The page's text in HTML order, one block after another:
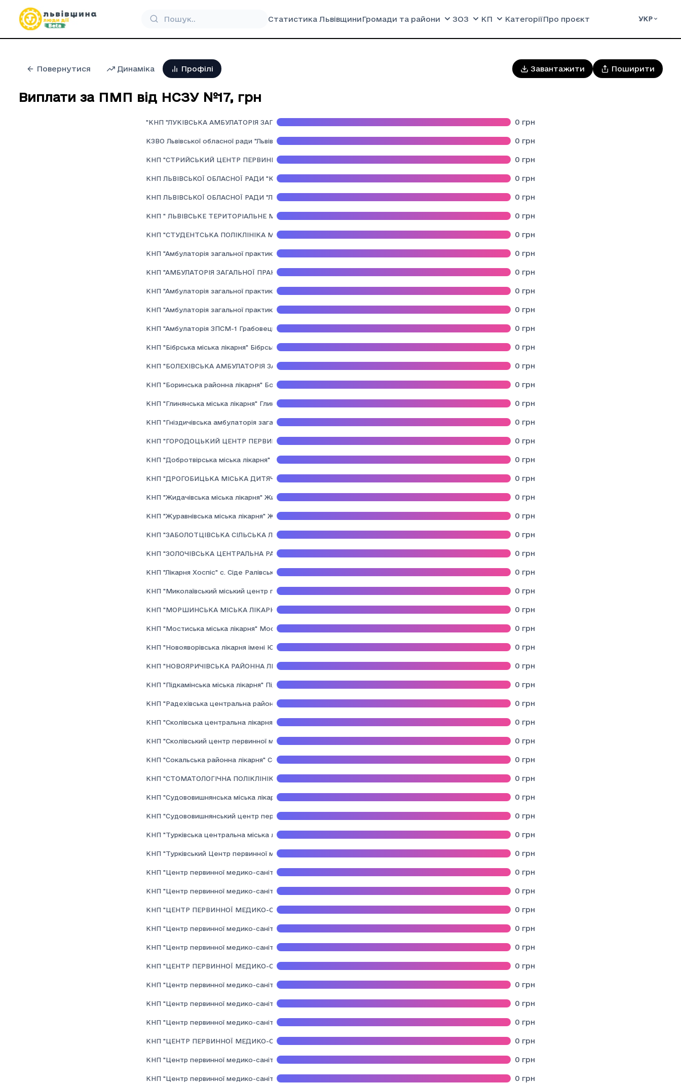
Статистика ЛьвівщиниГромади та райони ЗОЗ КП КатегоріїПро проєкт УКР
Повернутися Динаміка Профілі Завантажити Поширити
Виплати за ПМП від НСЗУ №17, грн
"КНП "ЛУКІВСЬКА АМБУЛАТОРІЯ ЗАГАЛЬНОЇ ПРАКТИКИ СІМЕЙНОЇ МЕДИЦИНИ" РУДКІВСЬКОЇ МІСЬКОЇ РАДИ САМБІРСЬКОГО РАЙОНУ ЛЬВІВСЬКОЇ
0 грн
КЗВО Львівської обласної ради "Львівська медична академія ім. А. Крупинського" 0 грн
КНП "СТРИЙСЬКИЙ ЦЕНТР ПЕРВИННОЇ МЕДИКО-САНІТАРНОЇ ДОПОМОГИ" СТРИЙСЬКОЇ МІСЬКОЇ РАДИ 0 грн
КНП ЛЬВІВСЬКОЇ ОБЛАСНОЇ РАДИ "КЛІНІЧНИЙ ЦЕНТР ДИТЯЧОЇ МЕДИЦИНИ" 0 грн
КНП ЛЬВІВСЬКОЇ ОБЛАСНОЇ РАДИ "ЛЬВІВСЬКИЙ ОБЛАСНИЙ КЛІНІЧНИЙ ПЕРИНАТАЛЬНИЙ ЦЕНТР" 0 грн
КНП " ЛЬВІВСЬКЕ ТЕРИТОРІАЛЬНЕ МЕДИЧНЕ ОБ'ЄДНАННЯ " КЛІНІЧНА ЛІКАРНЯ ПЛАНОВОГО ЛІКУВАННЯ , РЕАБІЛІТАЦІЇ ТА ПАЛІАТИВНОЇ ДОПОМОГИ"
0 грн
КНП "CТУДЕНТСЬКА ПОЛІКЛІНІКА М. ЛЬВОВА" 0 грн
КНП "Амбулаторія загальної практики - сімейної медицини" Щирецької селищної ради Львівського району Львівської області
0 грн
КНП "АМБУЛАТОРІЯ ЗАГАЛЬНОЇ ПРАКТИКИ СІМЕЙНОЇ МЕДИЦИНИ - 1" ГРАБОВЕЦЬКО-ДУЛІБІВСЬКОЇ СІЛЬСЬКОЇ РАДИ СТРИЙСЬКОГО РАЙОНУ
0 грн
КНП "Амбулаторія загальної практики сімейної медицини Підберізцівської сільської ради Львівського району Львівської області"
0 грн
КНП "Амбулаторія загальної практики сімейної медицини" Сокільницької сільської ради Львівського району Львівської області
0 грн
КНП "Амбулаторія ЗПСМ-1 Грабовецько-Дулібівської СР Стрийського району Львівської області (с. Конюхів)
0 грн
КНП "Бібрська міська лікарня" Бібрської міської ради Львівського району Львівської області 0 грн
КНП "БОЛЕХІВСЬКА АМБУЛАТОРІЯ ЗАГАЛЬНОЇ ПРАКТИКИ СІМЕЙНОЇ МЕДИЦИНИ" ДРОГОБИЦЬКОЇ МІСЬКОЇ РАДИ
0 грн
КНП "Боринська районна лiкарня" Боринської селищної ради 0 грн
КНП "Глинянська міська лікарня" Глинянської міської ради Львівського району Львівської області 0 грн
КНП "Гніздичівська амбулаторія загальної практики - сімейної медицини" Гніздичівської селищної ради 0 грн
КНП "ГОРОДОЦЬКИЙ ЦЕНТР ПЕРВИННОЇ МЕДИКО-САНІТАРНОЇ ДОПОМОГИ" ГОРОДОЦЬКОЇ МІСЬКОЇ РАДИ ЛЬВІВСЬКОЇ ОБЛАСТІ
0 грн
КНП "Добротвірська міська лікарня" 0 грн
КНП "ДРОГОБИЦЬКА МІСЬКА ДИТЯЧА ЛІКАРНЯ" ДРОГОБИЦЬКОЇ МІСЬКОЇ РАДИ 0 грн
КНП "Жидачівська міська лікарня" Жидачівської міської ради Стрийського району Львівської області 0 грн
КНП "Журавнівська міська лікарня" Журавнівської селищної ради Львівської області 0 грн
КНП "ЗАБОЛОТЦІВСЬКА СІЛЬСЬКА ЛІКАРНЯ" ЗАБОЛОТЦІВСЬКОЇ СІЛЬСЬКОЇ РАДИ БРОДІВСЬКОГО РАЙОНУ ЛЬВІВСЬКОЇ ОБЛАСТІ
0 грн
КНП "ЗОЛОЧІВСЬКА ЦЕНТРАЛЬНА РАЙОННА ЛІКАРНЯ" ЗОЛОЧІВСЬКОЇ МІСЬКОЇ РАДИ ЗОЛОЧІВСЬКОГО РАЙОНУ ЛЬВІВСЬКОЇ ОБЛАСТІ
0 грн
КНП "Лікарня Хоспіс" с. Сіде Ралівської сільської ради Самбірського району Львівської області 0 грн
КНП "Миколаївський міський центр первинної медико-санітарної допомоги" Миколаївської міської ради Стрийського району Львівської області
0 грн
КНП "МОРШИНСЬКА МІСЬКА ЛІКАРНЯ" МОРШИНСЬКОЇ МІСЬКОЇ РАДИ 0 грн
КНП "Мостиська міська лiкарня" Мостиської МР Львівської області" 0 грн
КНП "Новояворівська лікарня імені Юрія Липи" Новояворівської міської ради 0 грн
КНП "НОВОЯРИЧІВСЬКА РАЙОННА ЛІКАРНЯ" 0 грн
КНП "Підкамінська міська лікарня" Підкамінської селищної ради 0 грн
КНП "Радехівська центральна районна лікарня" Радехівської міської ради Львівської області 0 грн
КНП "Сколівська центральна лікарня" Сколівської міської ради 0 грн
КНП "Сколівський центр первинної медичної допомоги"Сколівської міської ради 0 грн
КНП "Сокальська районна лікарня" Сокальської міської ради Львівської області 0 грн
КНП "СТОМАТОЛОГІЧНА ПОЛІКЛІНІКА № 1"" 0 грн
КНП "Судововишнянська міська лікарня" Судововишнянської міської ради Львівської області 0 грн
КНП "Судововишнянський центр первинної медико - санітарної допомоги" Судововишнянської міської ради Львівської області
0 грн
КНП "Турківська центральна міська лікарня" Турківської міської ради Самбірського району Львівської області
0 грн
КНП "Турківський Центр первинної медико-санітарної допомоги" Турківської міської ради Самбірського району Львівської області
0 грн
КНП "Центр первинної медико-санітарної допомоги Бібрської міської ради" 0 грн
КНП "Центр первинної медико-санітарної допомоги Бісковицької сільської ради Самбірського району Львівської області
0 грн
КНП "ЦЕНТР ПЕРВИННОЇ МЕДИКО-САНІТАРНОЇ ДОПОМОГИ ДАВИДІВСЬКОЇ СІЛЬСЬКОЇ РАДИ ЛЬВІВСЬКОГО РАЙОНУ ЛЬВІВСЬКОЇ ОБЛАСТІ"
0 грн
КНП "Центр первинної медико-санітарної допомоги Мостиської міської ради Львівської області" 0 грн
КНП "Центр первинної медико-санітарної допомоги Мурованської сільської ради територіальної громади Львівського району Львівської області"
0 грн
КНП "ЦЕНТР ПЕРВИННОЇ МЕДИКО-САНІТАРНОЇ ДОПОМОГИ РОЗВАДІВСЬКОЇ СІЛЬСЬКОЇ РАДИ СТРИЙСЬКОГО РАЙОНУ ЛЬВІВСЬКОЇ ОБЛАСТІ"
0 грн
КНП "Центр первинної медико-санітарної допомоги Самбірської міської ради" 0 грн
КНП "Центр первинної медико-санітарної допомоги Тростянецької сільської ради" 0 грн
КНП "Центр первинної медико-санітарної допомоги Шептицької міської ради" 0 грн
КНП "ЦЕНТР ПЕРВИННОЇ МЕДИКО-САНІТАРНОЇ ДОПОМОГИ" КОМАРНІВСЬКОЇ МІСЬКОЇ РАДИ ЛЬВІВСЬКОГО РАЙОНУ ЛЬВІВСЬКОЇ ОБЛАСТІ
0 грн
КНП "Центр первинної медико-санітарної допомоги" Оброшинської сільської ради 0 грн
КНП "Центр первинної медико-санітарної допомоги" Поморянської селищної ради Золочівського району Львівської області
0 грн